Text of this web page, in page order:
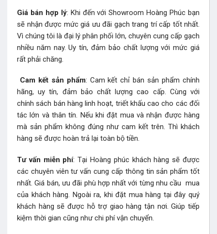
Giá bán hợp lý: Khi đến với Showroom Hoàng Phúc bạn
sẽ nhận được mức giá ưu đãi gạch trang trí cấp tốt nhất.
Vì chúng tôi là đại lý phân phối lớn, chuyên cung cấp gạch
nhiều năm nay. Uy tín, đảm bảo chất lượng với mức giá
rất phải chăng.
Cam kết sản phẩm: Cam kết chỉ bán sản phẩm chính
hãng, uy tín, đảm bảo chất lượng cao cấp. Cùng với
chính sách bán hàng linh hoạt, triết khấu cao cho các đối
tác lớn và thân tín. Nếu khi đặt mua và nhận được hàng
mà sản phẩm không đúng như cam kết trên. Thì khách
hàng sẽ được hoàn trả lại toàn bộ tiền.
Tư vấn miễn phí: Tại Hoàng phúc khách hàng sẽ được
các chuyên viên tư vấn cung cấp thông tin sản phẩm tốt
nhất. Giá bán, ưu đãi phù hợp nhất với từng nhu cầu mua
của khách hàng. Ngoài ra, khi đặt mua hàng tại đây quý
khách hàng sẽ được hỗ trợ giao hàng tận nơi. Giúp tiếp
kiệm thời gian cũng như chi phí vận chuyển.